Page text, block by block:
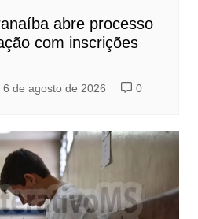
abre processo
com inscrições
6 de agosto de 2026 0